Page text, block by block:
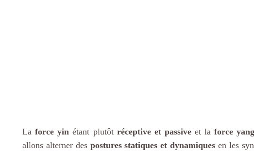
La force yin étant plutôt réceptive et passive et la force yang
allons alterner des postures statiques et dynamiques en les